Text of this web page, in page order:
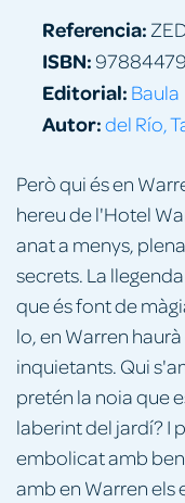
Però qui és en
hereu de l'Hotel
anat a menys,
secrets. La
que és font de
lo, en Warren
inquietants. Qui
pretén la noia que
laberint del jardí? I
embolicat amb
amb en Warren els
Referencia:
ISBN:
Editorial: Baula
Autor:del Río,